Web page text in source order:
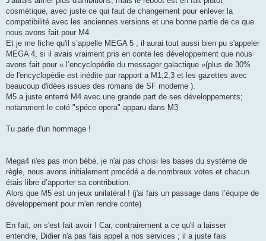
cosmétique, avec juste ce qui faut de changement pour enlever la
compatibilité avec les anciennes versions et une bonne partie de ce que
nous avons fait pour M4
Et je me fiche qu'il s’appelle MEGA 5 ; il aurai tout aussi bien pu s'appeler
MEGA 4, si il avais vraiment pris en conte les développement que nous
avons fait pour « l’encyclopédie du messager galactique »(plus de 30%
de l'encyclopédie est inédite par rapport a M1,2,3 et les gazettes avec
beaucoup d'idées issues des romans de SF moderne ).
M5 a juste enterré M4 avec une grande part de ses développements;
notamment le coté "spéce opera" apparu dans M3.
Tu parle d'un hommage !
Mega4 n'es pas mon bébé, je n'ai pas choisi les bases du système de
règle, nous avons initialement procédé a de nombreux votes et chacun
étais libre d’apporter sa contribution.
Alors que M5 est un jeux unilatéral ! (j'ai fais un passage dans l’équipe de
développement pour m'en rendre conte)
En fait, on s'est fait avoir ! Car, contrairement a ce qu'il a laisser
entendre, Didier n'a pas fais appel a nos services ; il a juste fais